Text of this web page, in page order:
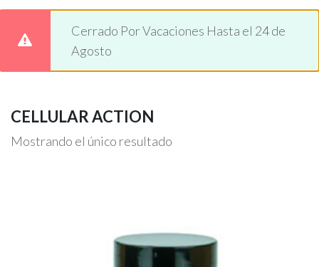
Cerrado Por Vacaciones Hasta el 24 de
Agosto
CELLULAR ACTION
Mostrando el único resultado